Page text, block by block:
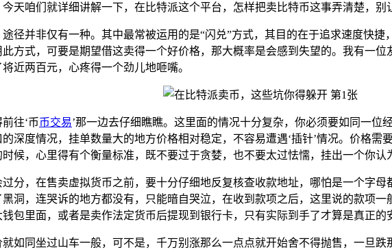
天咱们就详细讲解一下，在比特派这个平台，怎样把卖比特币这事弄清楚，别
径并非仅有一种。其中最常被运用的是“闪兑”方式，其目的在于追求速度快
方式，可要是期望借这卖得一个好价格，那大概率是会感到失望的。我有一
近两百元，心疼得一个劲儿地咂嘴。
往‘币币交易’那一边去仔细瞧瞧。这里面的情况十分复杂，你必须要如同一
深度情况，挂单数量大的地方价格相对稳定，不容易遭遇‘插针’情况。价格
候，心里得有个衡量标准，既不要过于贪婪，也不要太过怯懦，挂出一个你
分，在售卖虚拟货币之前，要十分仔细地反复核查收款地址，哪怕是一个字
洞，连哭诉的地方都没有，只能暗自哭泣，在收到款项之后，这里说的款项
包里面，或者是卖作法定货币后提现到银行卡，只有实际到手了才算是真正的
如同坐过山车一般，可不是，千万别涨那么一点点就开始舍不得抛售，一旦